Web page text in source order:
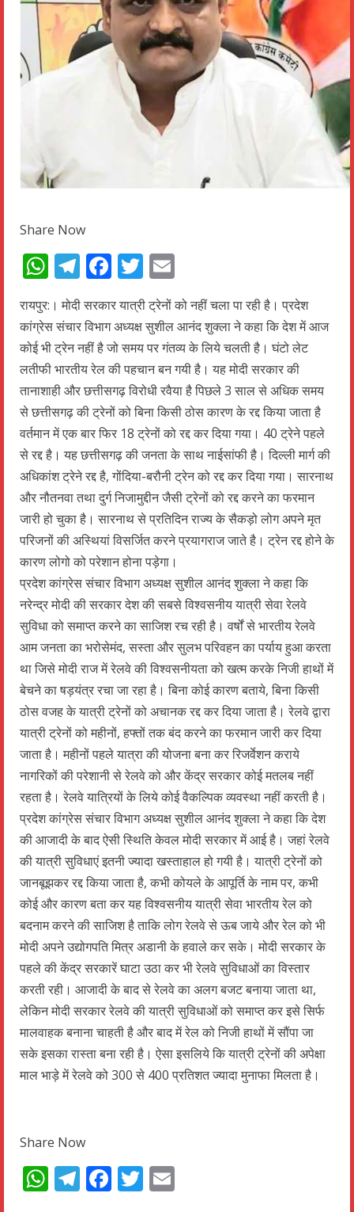
Share Now
WhatsApp
Telegram
Facebook
Twitter
रायपुर:। मोदी सरकार यात्री ट्रेनों को नहीं चला पा रही है। प्रदेश
कांग्रेस संचार विभाग अध्यक्ष सुशील आनंद शुक्ला ने कहा कि देश में आज
कोई भी ट्रेन नहीं है जो समय पर गंतव्य के लिये चलती है। घंटो लेट
लतीफी भारतीय रेल की पहचान बन गयी है। यह मोदी सरकार की
तानाशाही और छत्तीसगढ़ विरोधी रवैया है पिछले 3 साल से अधिक समय
से छत्तीसगढ़ की ट्रेनों को बिना किसी ठोस कारण के रद्द किया जाता है
वर्तमान में एक बार फिर 18 ट्रेनों को रद्द कर दिया गया। 40 ट्रेने पहले
से रद्द है। यह छत्तीसगढ़ की जनता के साथ नाईसांफी है। दिल्ली मार्ग की
अधिकांश ट्रेने रद्द है, गोंदिया-बरौनी ट्रेन को रद्द कर दिया गया। सारनाथ
और नौतनवा तथा दुर्ग निजामुद्दीन जैसी ट्रेनों को रद्द करने का फरमान
जारी हो चुका है। सारनाथ से प्रतिदिन राज्य के सैकड़ो लोग अपने मृत
परिजनों की अस्थियां विसर्जित करने प्रयागराज जाते है। ट्रेन रद्द होने के
कारण लोगो को परेशान होना पड़ेगा।
प्रदेश कांग्रेस संचार विभाग अध्यक्ष सुशील आनंद शुक्ला ने कहा कि
नरेन्द्र मोदी की सरकार देश की सबसे विश्वसनीय यात्री सेवा रेलवे
सुविधा को समाप्त करने का साजिश रच रही है। वर्षों से भारतीय रेलवे
आम जनता का भरोसेमंद, सस्ता और सुलभ परिवहन का पर्याय हुआ करता
था जिसे मोदी राज में रेलवे की विश्वसनीयता को खत्म करके निजी हाथों में
बेचने का षड़यंत्र रचा जा रहा है। बिना कोई कारण बताये, बिना किसी
ठोस वजह के यात्री ट्रेनों को अचानक रद्द कर दिया जाता है। रेलवे द्वारा
यात्री ट्रेनों को महीनों, हफ्तों तक बंद करने का फरमान जारी कर दिया
जाता है। महीनों पहले यात्रा की योजना बना कर रिजर्वेशन कराये
नागरिकों की परेशानी से रेलवे को और केंद्र सरकार कोई मतलब नहीं
रहता है। रेलवे यात्रियों के लिये कोई वैकल्पिक व्यवस्था नहीं करती है।
प्रदेश कांग्रेस संचार विभाग अध्यक्ष सुशील आनंद शुक्ला ने कहा कि देश
की आजादी के बाद ऐसी स्थिति केवल मोदी सरकार में आई है। जहां रेलवे
की यात्री सुविधाएं इतनी ज्यादा खस्ताहाल हो गयी है। यात्री ट्रेनों को
जानबूझकर रद्द किया जाता है, कभी कोयले के आपूर्ति के नाम पर, कभी
कोई और कारण बता कर यह विश्वसनीय यात्री सेवा भारतीय रेल को
बदनाम करने की साजिश है ताकि लोग रेलवे से ऊब जाये और रेल को भी
मोदी अपने उद्योगपति मित्र अडानी के हवाले कर सके। मोदी सरकार के
पहले की केंद्र सरकारें घाटा उठा कर भी रेलवे सुविधाओं का विस्तार
करती रही। आजादी के बाद से रेलवे का अलग बजट बनाया जाता था,
लेकिन मोदी सरकार रेलवे की यात्री सुविधाओं को समाप्त कर इसे सिर्फ
मालवाहक बनाना चाहती है और बाद में रेल को निजी हाथों में सौंपा जा
सके इसका रास्ता बना रही है। ऐसा इसलिये कि यात्री ट्रेनों की अपेक्षा
माल भाड़े में रेलवे को 300 से 400 प्रतिशत ज्यादा मुनाफा मिलता है।
Share Now
WhatsApp
Telegram
Facebook
Twitter